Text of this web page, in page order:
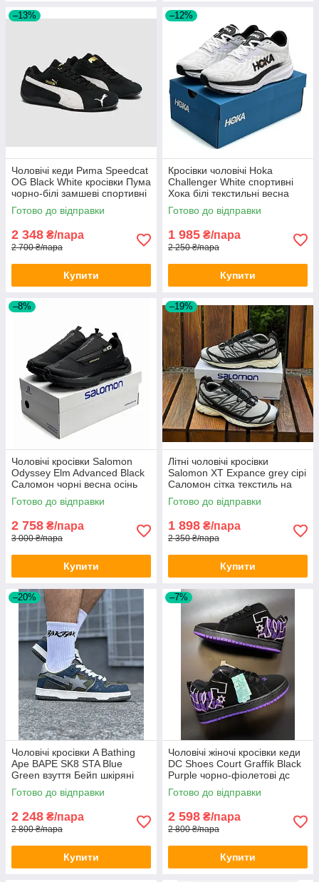
–13%
Чоловічі кеди Pиma Speedcat
OG Black White кросівки Пума
чорно-білі замшеві спортивні
молодіжні демісезон
Готово до відправки
2 348 ₴/пара
2 700 ₴/пара
Купити
–12%
Кросівки чоловічі Hoka
Challenger White спортивні
Хока білі текстильні весна
літо осінь
Готово до відправки
1 985 ₴/пара
2 250 ₴/пара
Купити
–8%
Чоловічі кросівки Salomon
Odyssey Elm Advanced Black
Саломон чорні весна осінь
демісезон
Готово до відправки
2 758 ₴/пара
3 000 ₴/пара
Купити
–19%
Літні чоловічі кросівки
Salomon XT Expance grey сірі
Саломон сітка текстиль на
літо
Готово до відправки
1 898 ₴/пара
2 350 ₴/пара
Купити
–20%
Чоловічі кросівки A Bathing
Ape BAPE SK8 STA Blue
Green взуття Бейп шкіряні
весна осінь
Готово до відправки
2 248 ₴/пара
2 800 ₴/пара
Купити
–7%
Чоловічі жіночі кросівки кеди
DC Shoes Court Graffik Black
Purple чорно-фіолетові дс
корт график нубук весняні
молодіжні
Готово до відправки
2 598 ₴/пара
2 800 ₴/пара
Купити